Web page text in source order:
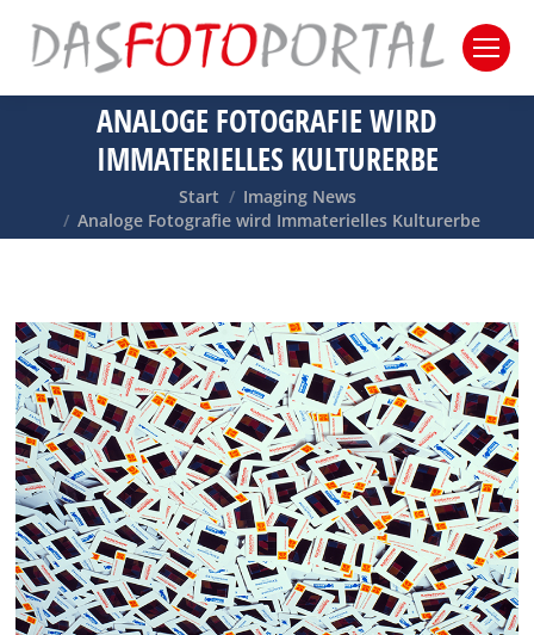
ANALOGE FOTOGRAFIE WIRD
IMMATERIELLES KULTURERBE
Sie befinden sich hier:
Start
Imaging News
Analoge Fotografie wird Immaterielles Kulturerbe